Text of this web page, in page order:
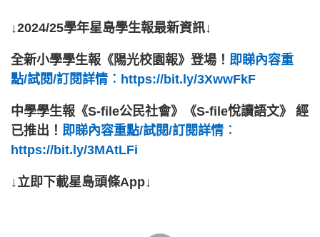
↓2024/25學年星島學生報最新資訊↓
全新小學學生報《陽光校園報》登場！ 即睇內容重
點/試閱/訂閱詳情︰https://bit.ly/3XwwFkF
中學學生報《S-file公民社會》《S-file悅讀語文》 經
已推出！ 即睇內容重點/試閱/訂閱詳情︰
https://bit.ly/3MAtLFi
↓立即下載星島頭條App↓